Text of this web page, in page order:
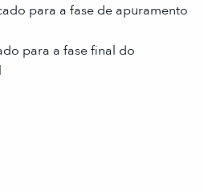
para a fase de apuramento
para a fase final do